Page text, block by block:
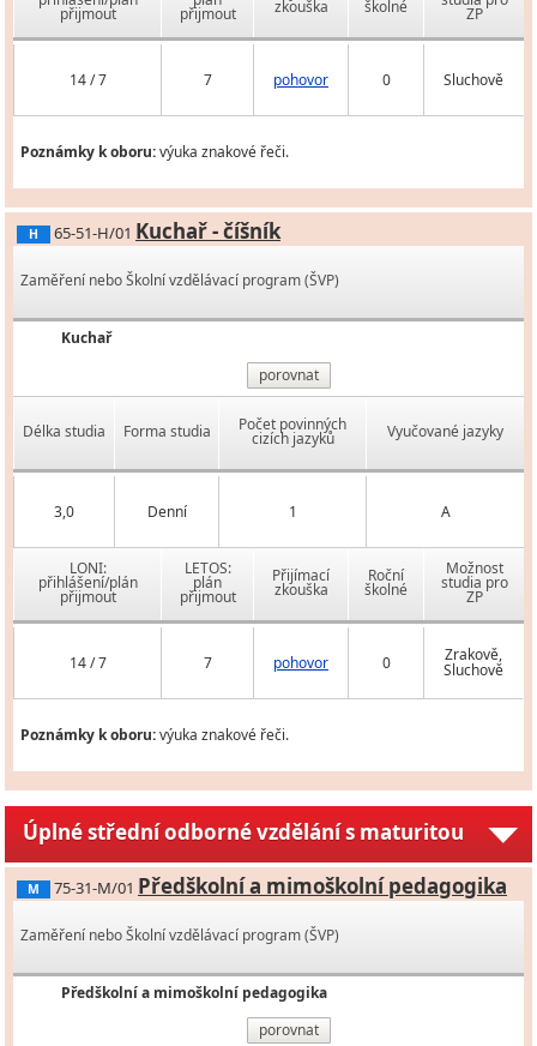
přijmout přijmout zkouška školné ZP
14 / 7 7 pohovor 0 Sluchově
Poznámky k oboru:výuka znakové řeči.
H 65-51-H/01 Kuchař - číšník
Zaměření nebo Školní vzdělávací program (ŠVP)
Kuchař
porovnat
Délka studia Forma studia Počet povinných
cizích jazyků Vyučované jazyky
3,0 Denní 1 A
LONI:
přihlášení/plán
přijmout
LETOS:
plán
přijmout
Přijímací
zkouška
Roční
školné
Možnost
studia pro
ZP
14 / 7 7 pohovor 0 Zrakově,
Sluchově
Poznámky k oboru:výuka znakové řeči.
Úplné střední odborné vzdělání s maturitou
M 75-31-M/01 Předškolní a mimoškolní pedagogika
Zaměření nebo Školní vzdělávací program (ŠVP)
Předškolní a mimoškolní pedagogika
porovnat